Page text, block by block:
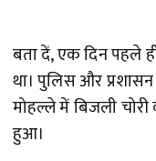
बता दें, एक दिन पहले
था। पुलिस और
मोहल्ले में बिजली
हुआ।